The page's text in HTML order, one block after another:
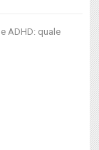
ADHD: quale